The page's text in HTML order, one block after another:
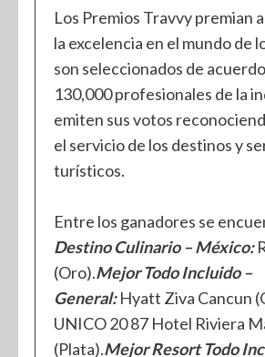
Los Premios Travvy premian
la excelencia en el mundo de
son seleccionados de
130,000 profesionales de la
emiten sus votos
el servicio de los destinos y
turísticos.
Entre los ganadores se
Destino Culinario – México:
(Oro).Mejor Todo Incluido –
General:Hyatt Ziva Cancun
UNICO 20 87 Hotel Riviera
(Plata).Mejor Resort Todo